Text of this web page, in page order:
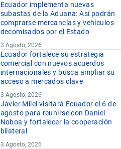
Ecuador implementa nuevas
subastas de la Aduana: Así podrán
comprarse mercancías y vehículos
decomisados por el Estado
3 Agosto, 2026
Ecuador fortalece su estrategia
comercial con nuevos acuerdos
internacionales y busca ampliar su
acceso a mercados clave
3 Agosto, 2026
Javier Milei visitará Ecuador el 6 de
agosto para reunirse con Daniel
Noboa y fortalecer la cooperación
bilateral
3 Agosto, 2026